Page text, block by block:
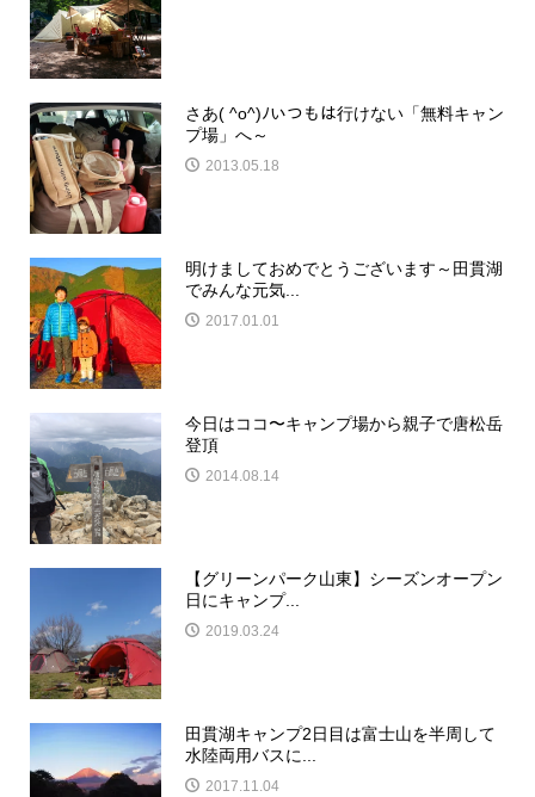
さあ( ^o^)ﾉいつもは行けない「無料キャン
プ場」へ～
2013.05.18
明けましておめでとうございます～田貫湖
でみんな元気...
2017.01.01
今日はココ〜キャンプ場から親子で唐松岳
登頂
2014.08.14
【グリーンパーク山東】シーズンオープン
日にキャンプ...
2019.03.24
田貫湖キャンプ2日目は富士山を半周して
水陸両用バスに...
2017.11.04